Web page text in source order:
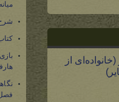
از